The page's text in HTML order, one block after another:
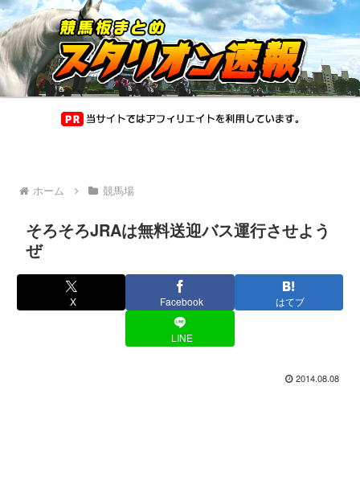
ホーム 競馬場
そろそろJRAは無料送迎バス運行させよう
ぜ
X Facebook はてブ
LINE
2014.08.08